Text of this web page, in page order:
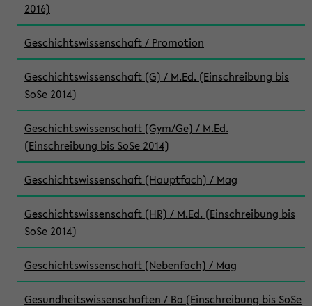
2016)
Geschichtswissenschaft / Promotion
Geschichtswissenschaft (G) / M.Ed. (Einschreibung bis
SoSe 2014)
Geschichtswissenschaft (Gym/Ge) / M.Ed.
(Einschreibung bis SoSe 2014)
Geschichtswissenschaft (Hauptfach) / Mag
Geschichtswissenschaft (HR) / M.Ed. (Einschreibung bis
SoSe 2014)
Geschichtswissenschaft (Nebenfach) / Mag
Gesundheitswissenschaften / Ba (Einschreibung bis SoSe